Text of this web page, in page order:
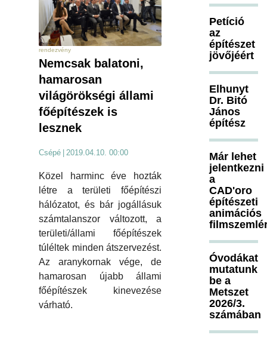
rendezvény
Nemcsak balatoni,
hamarosan
világörökségi állami
főépítészek is
lesznek
Csépé | 2019.04.10. 00:00
Közel harminc éve hozták
létre a területi főépítészi
hálózatot, és bár jogállásuk
számtalanszor változott, a
területi/állami főépítészek
túléltek minden átszervezést.
Az aranykornak vége, de
hamarosan újabb állami
főépítészek kinevezése
várható.
Petíció
az
építészet
jövőjéért
Elhunyt
Dr. Bitó
János
építész
Már lehet
jelentkezni
a
CAD'oro
építészeti
animációs
Óvodákat
mutatunk
be a
Metszet
2026/3.
számában